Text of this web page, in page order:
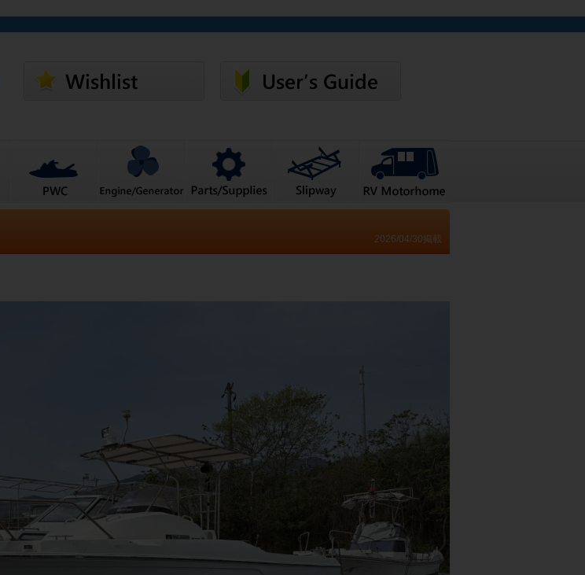
2026/04/30掲載